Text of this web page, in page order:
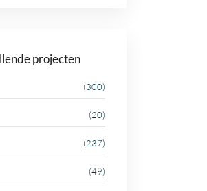
projecten
(300)
(20)
(237)
(49)